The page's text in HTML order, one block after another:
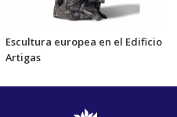
Escultura europea en el Edificio
Artigas